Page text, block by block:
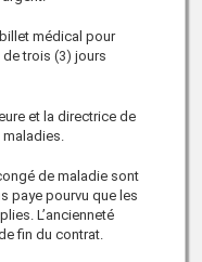
médical pour
trois (3) jours
et la directrice de
de maladie sont
paye pourvu que les
L’ancienneté
fin du contrat.